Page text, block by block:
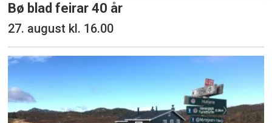
Bø blad feirar 40 år
27. august kl. 16.00